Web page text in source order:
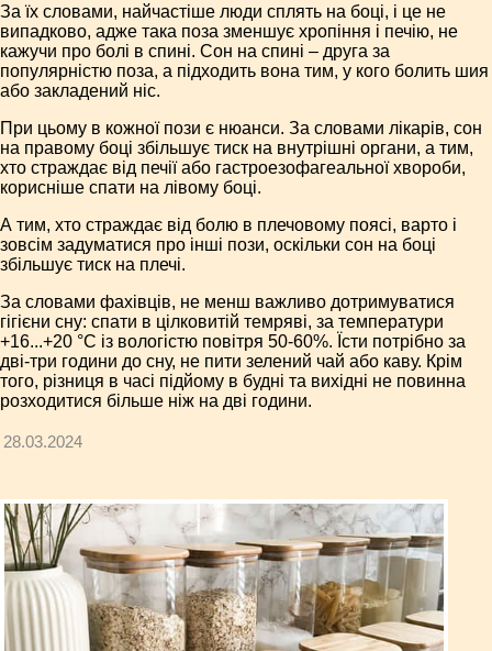
За їх словами, найчастіше люди сплять на боці, і це не
випадково, адже така поза зменшує хропіння і печію, не
кажучи про болі в спині. Сон на спині – друга за
популярністю поза, а підходить вона тим, у кого болить шия
або закладений ніс.
При цьому в кожної пози є нюанси. За словами лікарів, сон
на правому боці збільшує тиск на внутрішні органи, а тим,
хто страждає від печії або гастроезофагеальної хвороби,
корисніше спати на лівому боці.
А тим, хто страждає від болю в плечовому поясі, варто і
зовсім задуматися про інші пози, оскільки сон на боці
збільшує тиск на плечі.
За словами фахівців, не менш важливо дотримуватися
гігієни сну: спати в цілковитій темряві, за температури
+16...+20 °С із вологістю повітря 50-60%. Їсти потрібно за
дві-три години до сну, не пити зелений чай або каву. Крім
того, різниця в часі підйому в будні та вихідні не повинна
розходитися більше ніж на дві години.
28.03.2024